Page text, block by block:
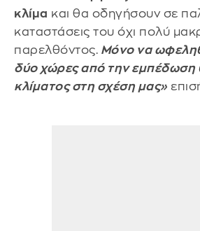
κλίμα και θα οδηγήσουν σε
καταστάσεις του όχι πολύ
παρελθόντος. Μόνο να
δύο χώρες από την εμπέδωση
κλίματος στη σχέση μας»